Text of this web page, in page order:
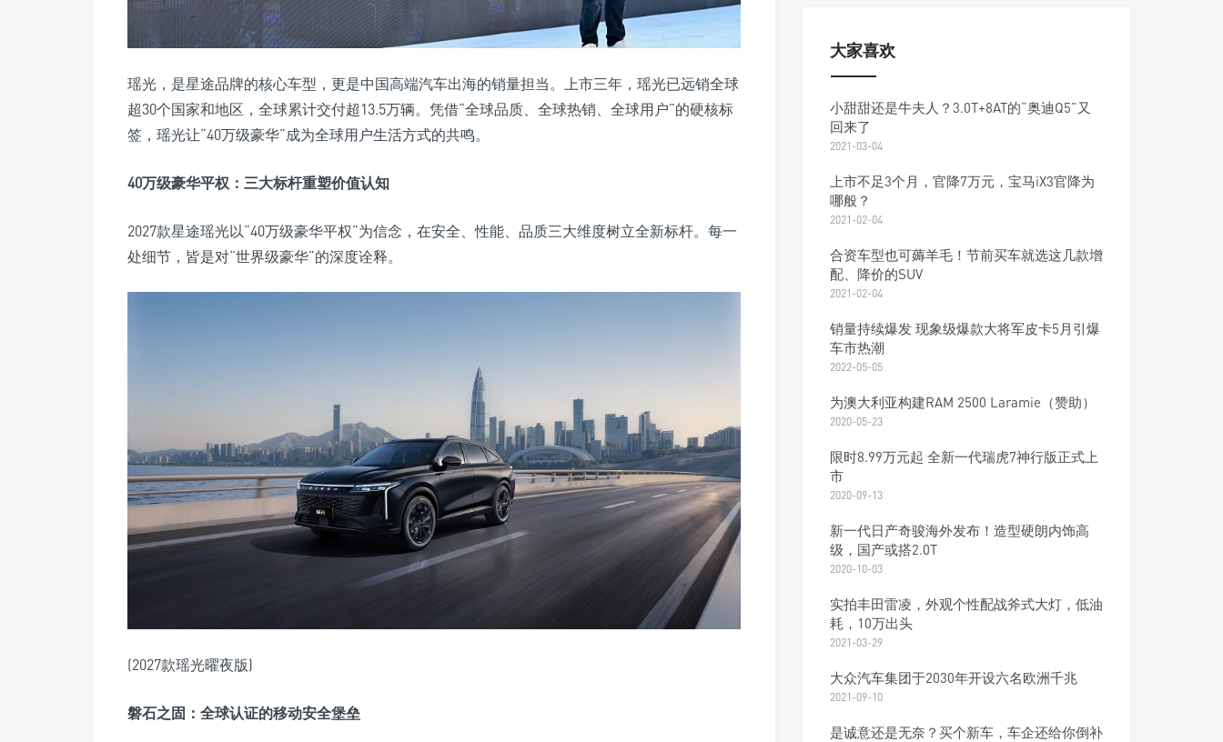
瑶光，是星途品牌的核心车型，更是中国高端汽车出海的销量担当。上市三年，瑶光已远销全球
超30个国家和地区，全球累计交付超13.5万辆。凭借“全球品质、全球热销、全球用户”的硬核标
签，瑶光让“40万级豪华”成为全球用户生活方式的共鸣。
40万级豪华平权：三大标杆重塑价值认知
2027款星途瑶光以“40万级豪华平权”为信念，在安全、性能、品质三大维度树立全新标杆。每一
处细节，皆是对“世界级豪华”的深度诠释。
(2027款瑶光曜夜版)
磐石之固：全球认证的移动安全堡垒
大家喜欢
小甜甜还是牛夫人？3.0T+8AT的“奥迪Q5”又
回来了
2021-03-04
上市不足3个月，官降7万元，宝马iX3官降为
哪般？
2021-02-04
合资车型也可薅羊毛！节前买车就选这几款增
配、降价的SUV
2021-02-04
销量持续爆发 现象级爆款大将军皮卡5月引爆
车市热潮
2022-05-05
为澳大利亚构建RAM 2500 Laramie（赞助）
2020-05-23
限时8.99万元起 全新一代瑞虎7神行版正式上
市
2020-09-13
新一代日产奇骏海外发布！造型硬朗内饰高
级，国产或搭2.0T
2020-10-03
实拍丰田雷凌，外观个性配战斧式大灯，低油
耗，10万出头
2021-03-29
大众汽车集团于2030年开设六名欧洲千兆
2021-09-10
是诚意还是无奈？买个新车，车企还给你倒补